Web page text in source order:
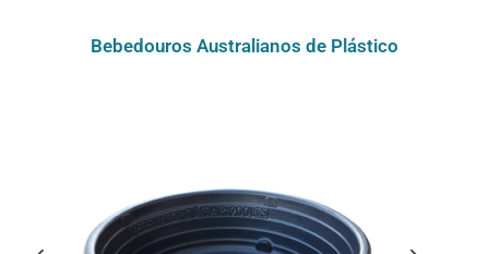
Bebedouros Australianos de Plástico